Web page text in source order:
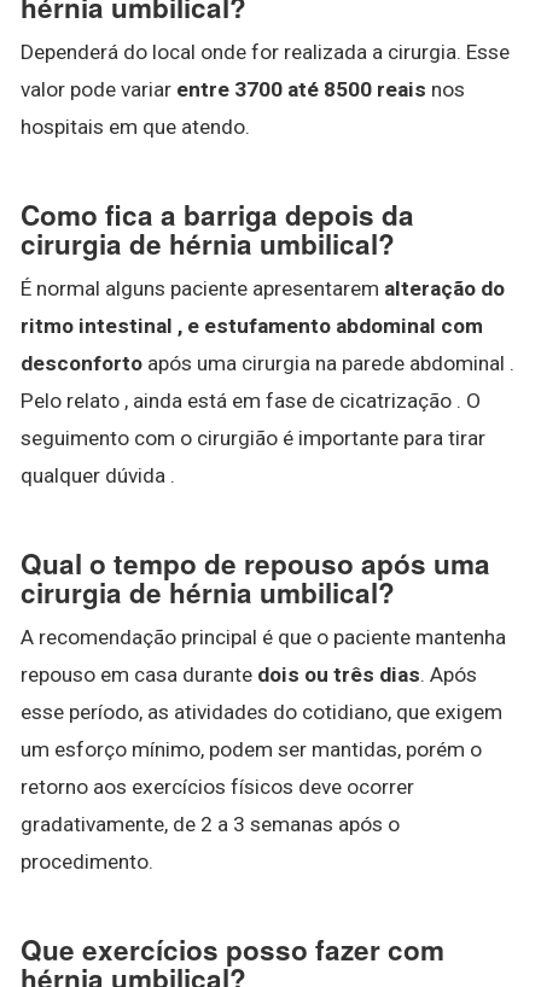
Dependerá do local onde for realizada a cirurgia. Esse
valor pode variar entre 3700 até 8500 reais nos
hospitais em que atendo.
Como fica a barriga depois da
cirurgia de hérnia umbilical?
É normal alguns paciente apresentarem alteração do
ritmo intestinal , e estufamento abdominal com
desconforto após uma cirurgia na parede abdominal .
Pelo relato , ainda está em fase de cicatrização . O
seguimento com o cirurgião é importante para tirar
qualquer dúvida .
Qual o tempo de repouso após uma
cirurgia de hérnia umbilical?
A recomendação principal é que o paciente mantenha
repouso em casa durante dois ou três dias. Após
esse período, as atividades do cotidiano, que exigem
um esforço mínimo, podem ser mantidas, porém o
retorno aos exercícios físicos deve ocorrer
gradativamente, de 2 a 3 semanas após o
procedimento.
Que exercícios posso fazer com
hérnia umbilical?